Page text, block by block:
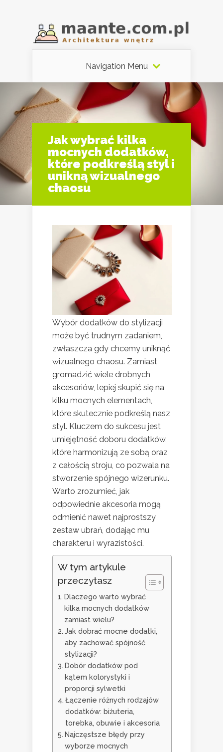
Navigation Menu
Jak wybrać kilka
mocnych dodatków,
które podkreślą styl i
unikną wizualnego
chaosu
Wybór dodatków do stylizacji
może być trudnym zadaniem,
zwłaszcza gdy chcemy uniknąć
wizualnego chaosu. Zamiast
gromadzić wiele drobnych
akcesoriów, lepiej skupić się na
kilku mocnych elementach,
które skutecznie podkreślą nasz
styl. Kluczem do sukcesu jest
umiejętność doboru dodatków,
które harmonizują ze sobą oraz
z całością stroju, co pozwala na
stworzenie spójnego wizerunku.
Warto zrozumieć, jak
odpowiednie akcesoria mogą
odmienić nawet najprostszy
zestaw ubrań, dodając mu
charakteru i wyrazistości.
W tym artykule
przeczytasz
Dlaczego warto wybrać
kilka mocnych dodatków
zamiast wielu?
Jak dobrać mocne dodatki,
aby zachować spójność
stylizacji?
Dobór dodatków pod
kątem kolorystyki i
proporcji sylwetki
Łączenie różnych rodzajów
dodatków: biżuteria,
torebka, obuwie i akcesoria
Najczęstsze błędy przy
wyborze mocnych